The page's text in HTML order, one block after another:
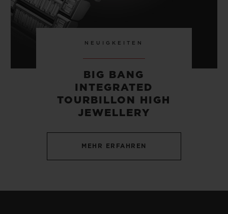
NEUIGKEITEN
BIG BANG
INTEGRATED
TOURBILLON HIGH
JEWELLERY
MEHR ERFAHREN